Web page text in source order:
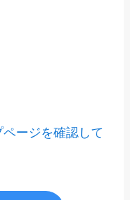
ージを確認して